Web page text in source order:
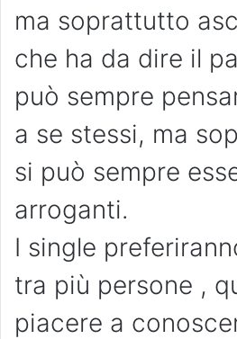
ma soprattutto
che ha da dire il
può sempre
a se stessi, ma
si può sempre
arroganti.
I single
tra più persone ,
piacere a